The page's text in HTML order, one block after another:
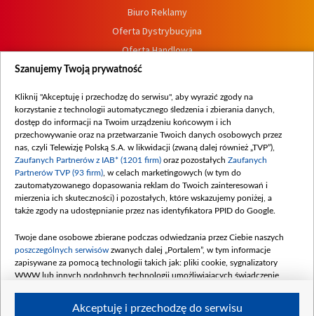
Biuro Reklamy
Oferta Dystrybucyjna
Oferta Handlowa
Dostępność
Procedura zgłoszeń wewnętrznych
Szanujemy Twoją prywatność
Kliknij "Akceptuję i przechodzę do serwisu", aby wyrazić zgody na
korzystanie z technologii automatycznego śledzenia i zbierania danych,
dostęp do informacji na Twoim urządzeniu końcowym i ich
przechowywanie oraz na przetwarzanie Twoich danych osobowych przez
nas, czyli Telewizję Polską S.A. w likwidacji (zwaną dalej również „TVP”),
Zaufanych Partnerów z IAB* (1201 firm) oraz pozostałych Zaufanych
Partnerów TVP (93 firm) , w celach marketingowych (w tym do
zautomatyzowanego dopasowania reklam do Twoich zainteresowań i
mierzenia ich skuteczności) i pozostałych, które wskazujemy poniżej, a
także zgody na udostępnianie przez nas identyfikatora PPID do Google.
Twoje dane osobowe zbierane podczas odwiedzania przez Ciebie naszych
poszczególnych serwisów zwanych dalej „Portalem”, w tym informacje
zapisywane za pomocą technologii takich jak: pliki cookie, sygnalizatory
WWW lub innych podobnych technologii umożliwiających świadczenie
Akceptuję i przechodzę do serwisu